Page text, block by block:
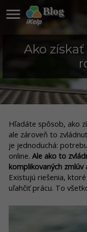
Blog

Ako
Hľadáte spôsob, ako
ale zároveň to
je jednoduchá:
online. Ale ako to
komplikovaných
Existujú riešenia,
uľahčiť prácu. To